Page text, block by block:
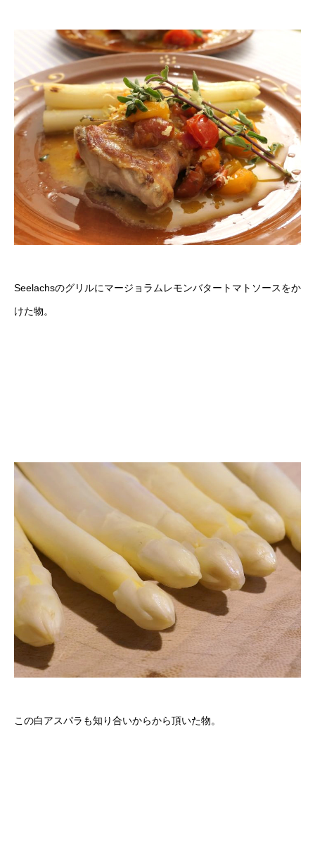
Seelachsのグリルにマージョラムレモンバタートマトソースをか
けた物。
この白アスパラも知り合いからから頂いた物。